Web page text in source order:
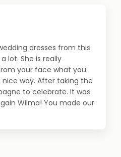
dresses from this
lot. She is really
your face what you
nice way. After taking the
to celebrate. It was
Wilma! You made our